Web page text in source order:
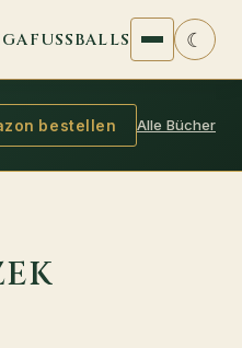
☾
bestellen Alle Bücher